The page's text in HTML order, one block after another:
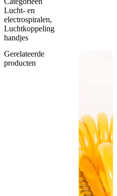
Lucht- en
electrospiralen,
Luchtkoppeling
handjes
Gerelateerde
producten